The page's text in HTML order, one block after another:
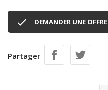
 DEMANDER UNE OFFRE
Partager